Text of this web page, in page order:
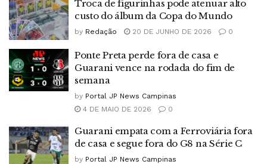
Troca de figurinhas pode atenuar alto
custo do álbum da Copa do Mundo
by Redação 20 DE JUNHO DE 2026 0
Ponte Preta perde fora de casa e
Guarani vence na rodada do fim de
semana
by Portal JP News Campinas
4 DE MAIO DE 2026
0
Guarani empata com a Ferroviária fora
de casa e segue fora do G8 na Série C
by Portal JP News Campinas